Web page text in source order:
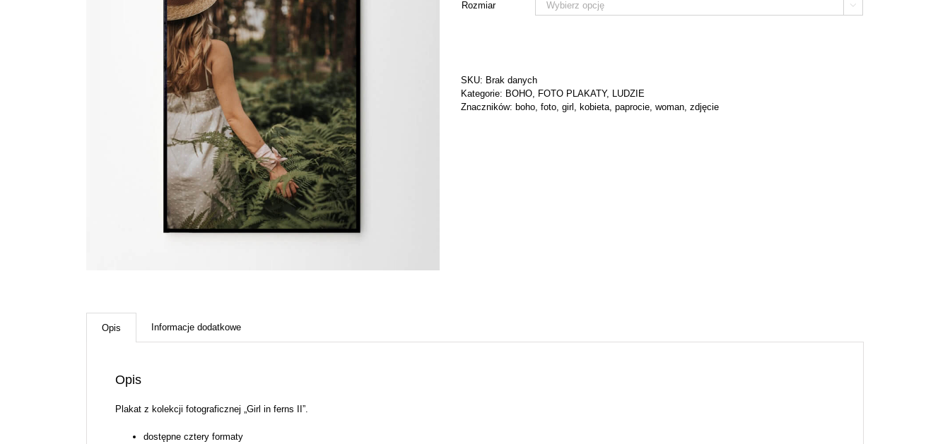
89,00 zł
Rozmiar 
SKU: Brak danych
Kategorie: BOHO, FOTO PLAKATY, LUDZIE
Znaczników: boho, foto, girl , kobieta, paprocie, woman, zdjęcie
Opis Informacje dodatkowe
Opis
Plakat z kolekcji fotograficznej „Girl in ferns II”.
dostępne cztery formaty